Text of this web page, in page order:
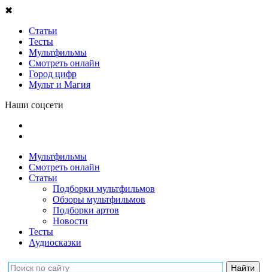
✖
Статьи
Тесты
Мультфильмы
Смотреть онлайн
Город цифр
Мульт и Магия
Наши соцсети
Мультфильмы
Смотреть онлайн
Статьи
Подборки мультфильмов
Обзоры мультфильмов
Подборки артов
Новости
Тесты
Аудиосказки